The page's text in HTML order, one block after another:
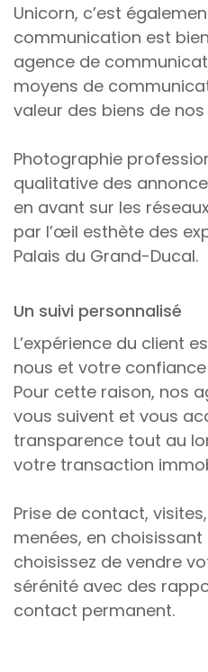
Unicorn, c’est
communication est
agence de
moyens de
valeur des biens de
Photographie
qualitative des
en avant sur les
par l’œil esthète des
Palais du Grand-Ducal.
Un suivi personnalisé
L’expérience du client
nous et votre
Pour cette raison, nos
vous suivent et vous
transparence tout au
votre transaction
Prise de contact,
menées, en choisissant
choisissez de vendre
sérénité avec des
contact permanent.